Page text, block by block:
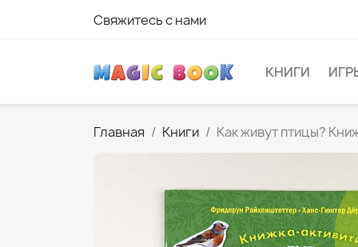
Свяжитесь с нами
КНИГИ
Главная Книги Как живут птицы?